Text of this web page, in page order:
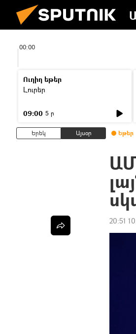
00:00
Ուղիղ եթեր
Լուրեր
09:00 5 ր
Երեկ Այսօր Եթեր
20:51